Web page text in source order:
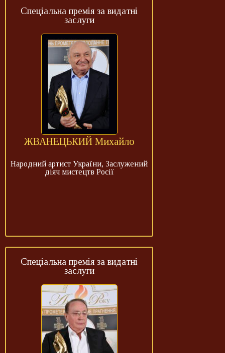
Спеціальна премія за видатні
заслуги
ЖВАНЕЦЬКИЙ Михайло
Народний артист України, Заслужений
діяч мистецтв Росії
Спеціальна премія за видатні
заслуги